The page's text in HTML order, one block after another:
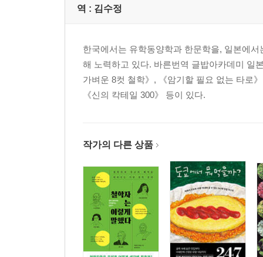
역 : 김수정
한국에서는 유학동양학과 한문학을, 일본에
해 노력하고 있다. 바른번역 글밥아카데미 일
가벼운 8컷 철학》, 《암기할 필요 없는 타로
《신의 칵테일 300》 등이 있다.
작가의 다른 상품